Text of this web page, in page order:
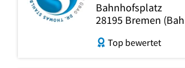
Bahnhofsplatz
28195 Bremen
Top bewertet